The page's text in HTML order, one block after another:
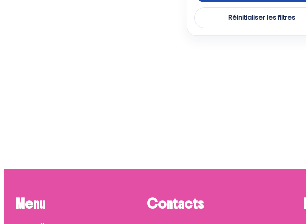
5 produits
Réinitialiser les filtres
Menu Contacts